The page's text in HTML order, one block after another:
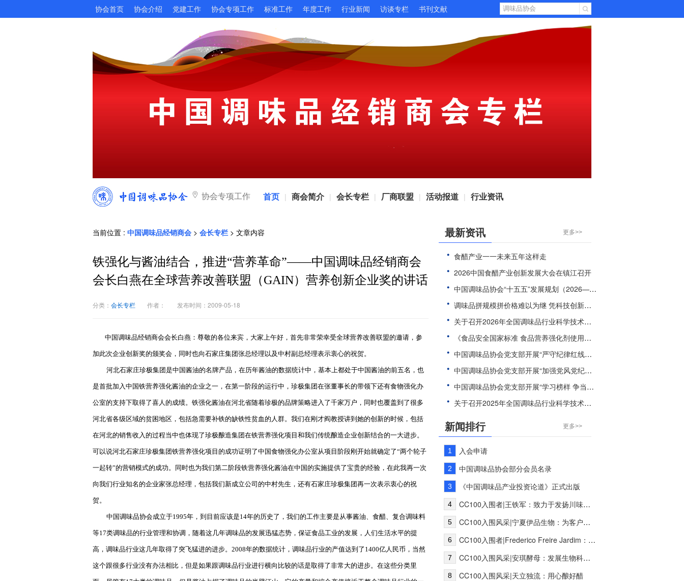
协会首页 协会介绍 党建工作 协会专项工作 标准工作 年度工作 行业新闻 访谈专栏 书刊文献
协会专项工作 首页 | 商会简介 | 会长专栏 | 厂商联盟 | 活动报道 | 行业资讯
当前位置 : 中国调味品经销商会 > 会长专栏 > 文章内容
铁强化与酱油结合，推进“营养革命”——中国调味品经销商会
会长白燕在全球营养改善联盟（GAIN）营养创新企业奖的讲话
分类： 会长专栏 作者： 发布时间：2009-05-18
中国调味品经销商会会长白燕：尊敬的各位来宾，大家上午好，首先非常荣幸受全球营养改善联盟的邀请，参
加此次企业创新奖的颁奖会，同时也向石家庄集团张总经理以及中村副总经理表示衷心的祝贺。
河北石家庄珍极集团是中国酱油的名牌产品，在历年酱油的数据统计中，基本上都处于中国酱油的前五名，也
是首批加入中国铁营养强化酱油的企业之一，在第一阶段的运行中，珍极集团在张董事长的带领下还有食物强化办
公室的支持下取得了喜人的成绩。铁强化酱油在河北省随着珍极的品牌策略进入了千家万户，同时也覆盖到了很多
河北省各级区域的贫困地区，包括急需要补铁的缺铁性贫血的人群。我们在刚才阎教授讲到她的创新的时候，包括
在河北的销售收入的过程当中也体现了珍极酿造集团在铁营养强化项目和我们传统酿造企业创新结合的一大进步。
可以说河北石家庄珍极集团铁营养强化项目的成功证明了中国食物强化办公室从项目阶段刚开始就确定了“两个轮子
一起转”的营销模式的成功。同时也为我们第二阶段铁营养强化酱油在中国的实施提供了宝贵的经验，在此我再一次
向我们行业知名的企业家张总经理，包括我们新成立公司的中村先生，还有石家庄珍极集团再一次表示衷心的祝
贺。
中国调味品协会成立于1995年，到目前应该是14年的历史了，我们的工作主要是从事酱油、食醋、复合调味料
等17类调味品的行业管理和协调，随着这几年调味品的发展迅猛态势，保证食品工业的发展，人们生活水平的提
高，调味品行业这几年取得了突飞猛进的进步。 2008年的数据统计，调味品行业的产值达到了 1400亿人民币，当然
这个跟很多行业没有办法相比，但是如果跟调味品行业进行横向比较的话是取得了非常大的进步。在这些分类里
更多>>
最新资讯
食醋产业一一未来五年这样走
2026中国食醋产业创新发展大会在镇江召开
中国调味品协会“十五五”发展规划（2026—2030年）
调味品拼规模拼价格难以为继 凭科技创新破“内卷”，守烟火本味树个性
关于召开2026年全国调味品行业科学技术交流大会的通知
《食品安全国家标准 食品营养强化剂使用标准》等30项食品安全国家标准正在征求意见
中国调味品协会党支部开展“严守纪律红线，弘扬清风正气”主题党日活动
中国调味品协会党支部开展“加强党风党纪教育”主题党课活动
中国调味品协会党支部开展“学习榜样 争当先进”主题党日活动
关于召开2025年全国调味品行业科学技术交流大会的通知
更多>>
新闻排行
1 入会申请
2 中国调味品协会部分会员名录
3 《中国调味品产业投资论道》正式出版
4 CC100入围者|王铁军：致力于发扬川味文化“新川味.潮出味”，打造新希望调味品产业生态链
5 CC100入围风采|宁夏伊品生物：为客户创造价值，提供多种组合的食品营养成分解决方案服务
6 CC100入围者|Frederico Freire Jardim：让全球更多消费者快乐
7 CC100入围风采|安琪酵母：发展生物科技，创新健康生活
8 CC100入围风采|天立独流：用心酿好醋